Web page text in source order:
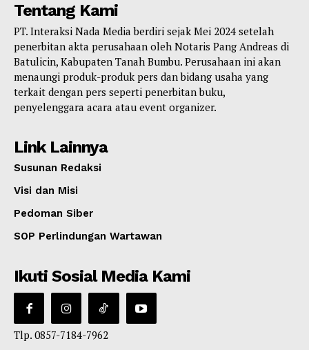
Tentang Kami
PT. Interaksi Nada Media berdiri sejak Mei 2024 setelah
penerbitan akta perusahaan oleh Notaris Pang Andreas di
Batulicin, Kabupaten Tanah Bumbu. Perusahaan ini akan
menaungi produk-produk pers dan bidang usaha yang
terkait dengan pers seperti penerbitan buku,
penyelenggara acara atau event organizer.
Link Lainnya
Susunan Redaksi
Visi dan Misi
Pedoman Siber
SOP Perlindungan Wartawan
Ikuti Sosial Media Kami
Tlp. 0857-7184-7962